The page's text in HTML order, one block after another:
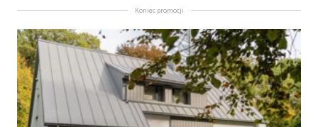
Koniec promocji